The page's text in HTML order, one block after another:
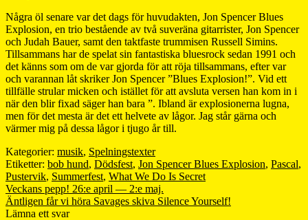
Några öl senare var det dags för huvudakten, Jon Spencer Blues
Explosion, en trio bestående av två suveräna gitarrister, Jon Spencer
och Judah Bauer, samt den taktfaste trummisen Russell Simins.
Tillsammans har de spelat sin fantastiska bluesrock sedan 1991 och
det känns som om de var gjorda för att röja tillsammans, efter var
och varannan låt skriker Jon Spencer ”Blues Explosion!”. Vid ett
tillfälle strular micken och istället för att avsluta versen han kom in i
när den blir fixad säger han bara ”. Ibland är explosionerna lugna,
men för det mesta är det ett helvete av lågor. Jag står gärna och
värmer mig på dessa lågor i tjugo år till.
Kategorier: musik, Spelningstexter
Etiketter: bob hund, Dödsfest, Jon Spencer Blues Explosion, Pascal,
Pustervik, Summerfest, What We Do Is Secret
Inläggsnavigering
Föregående
inlägg:
Veckans pepp! 26:e april — 2:e maj.
Nästa
inlägg:
Äntligen får vi höra Savages skiva Silence Yourself!
Lämna ett svar